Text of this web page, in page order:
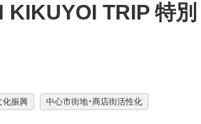
TRIP 特別
化振興 中心市街地・商店街活性化